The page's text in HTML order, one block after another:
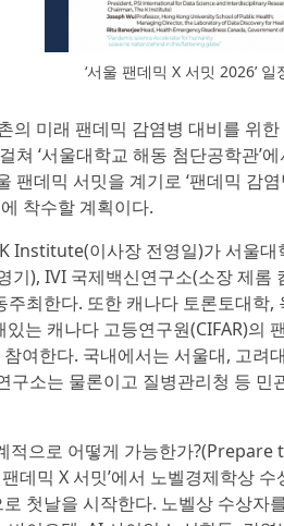
‘서울 팬데믹 X 서밋 2026’ 일
의 미래 팬데믹 감염병 대비를 위한
쳐 ‘서울대학교 해동 첨단공학관’
팬데믹 서밋을 계기로 ‘팬데믹 감
착수할 계획이다.
Institute(이사장 전영일)가 서울
기), IVI 국제백신연구소(소장 제롬
주최한다. 또한 캐나다 토론토대학
는 캐나다 고등연구원(CIFAR)의
여한다. 국내에서는 서울대, 고려
구소는 물론이고 질병관리청 등
적으로 어떻게 가능한가
데믹 X 서밋’에서 노벨경제학상
첫날을 시작한다. 노벨상 수상자